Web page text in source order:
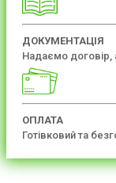
ДОКУМЕНТАЦІЯ
Надаємо договір,
ОПЛАТА
Готівковий та